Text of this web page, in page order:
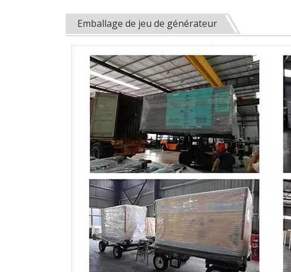
Emballage de jeu de générateur